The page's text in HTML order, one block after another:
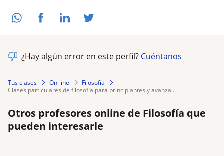
¿Hay algún error en este perfil? Cuéntanos
Tus clases On-line
Filosofía
clases particulares de filosofía para principiantes y avanza...
Otros profesores online de Filosofía que
pueden interesarle